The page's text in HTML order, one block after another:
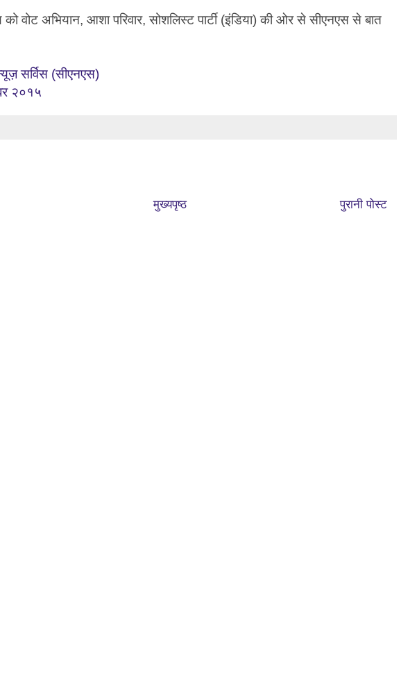
को वोट अभियान, आशा परिवार, सोशलिस्ट पार्टी (इंडिया) की ओर से सीएनएस से बात
सर्विस (सीएनएस)
२०१५
पुरानी पोस्ट
मुख्यपृष्ठ